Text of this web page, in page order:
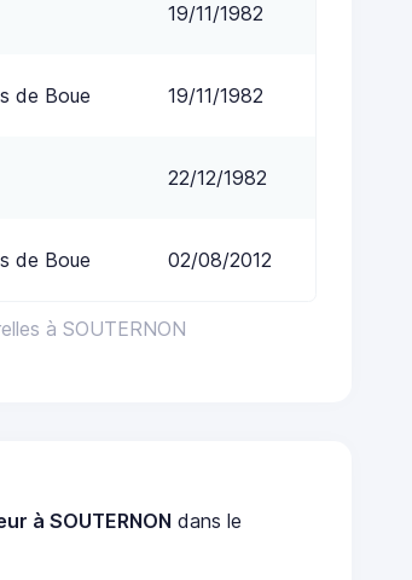
à SOUTERNON
19/11/1982
de Boue 19/11/1982
22/12/1982
de Boue 02/08/2012
à SOUTERNON dans le